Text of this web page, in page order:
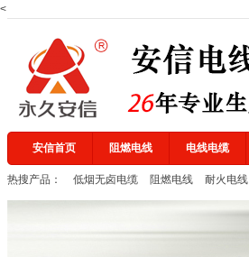
<
安信首页 阻燃电线 电线电缆
热搜产品： 低烟无卤电缆 阻燃电线 耐火电线
中国国家强制性产品认证证书
质量管理体系认证证书